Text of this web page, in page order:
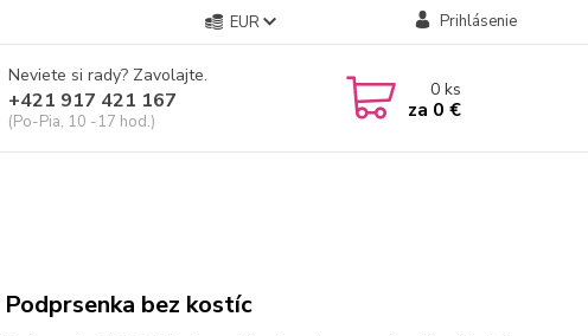
EUR Prihlásenie
Neviete si rady? Zavolajte.
+421 917 421 167
(Po-Pia, 10 -17 hod.)
0ks
za 0 €
Podprsenka bez kostíc